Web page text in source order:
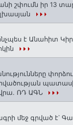
շփումն իր 13
է Անահիտ
վրա. ՌԴ ԱԳՆ
մեջ գրված է՝